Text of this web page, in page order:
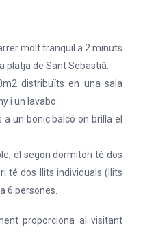
molt tranquil a 2 minuts
platja de Sant Sebastià.
distribuïts en una sala
i un lavabo.
a un bonic balcó on brilla el
el segon dormitori té dos
té dos llits individuals (llits
6 persones.
proporciona al visitant